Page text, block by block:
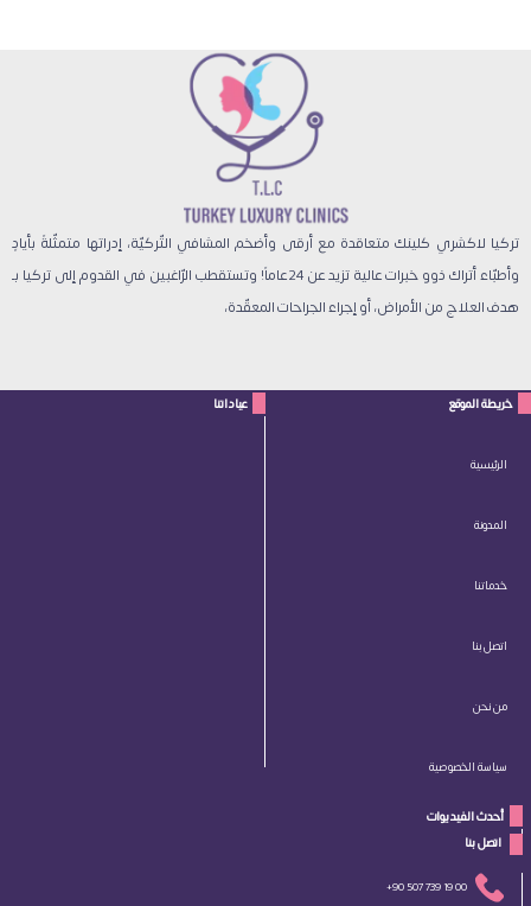
تركيا لاكشري كلينك متعاقدة مع أرقى وأضخم المشافي التّركيّة، إدراتها متمثّلةً بأيادٍ
وأطبّاء أتراك ذوو خبرات عالية تزيد عن 24 عاماً! وتستقطب الرّاغبين في القدوم إلى تركيا بـ
هدف العلاج من الأمراض، أو إجراء الجراحات المعقّدة،
خريطة الموقع
الرئيسية
المدونة
خدماتنا
اتصل بنا
من نحن
سياسة الخصوصية
عياداتنا
أحدث الفيديوات
اتصل بنا
+90 507 739 19 00